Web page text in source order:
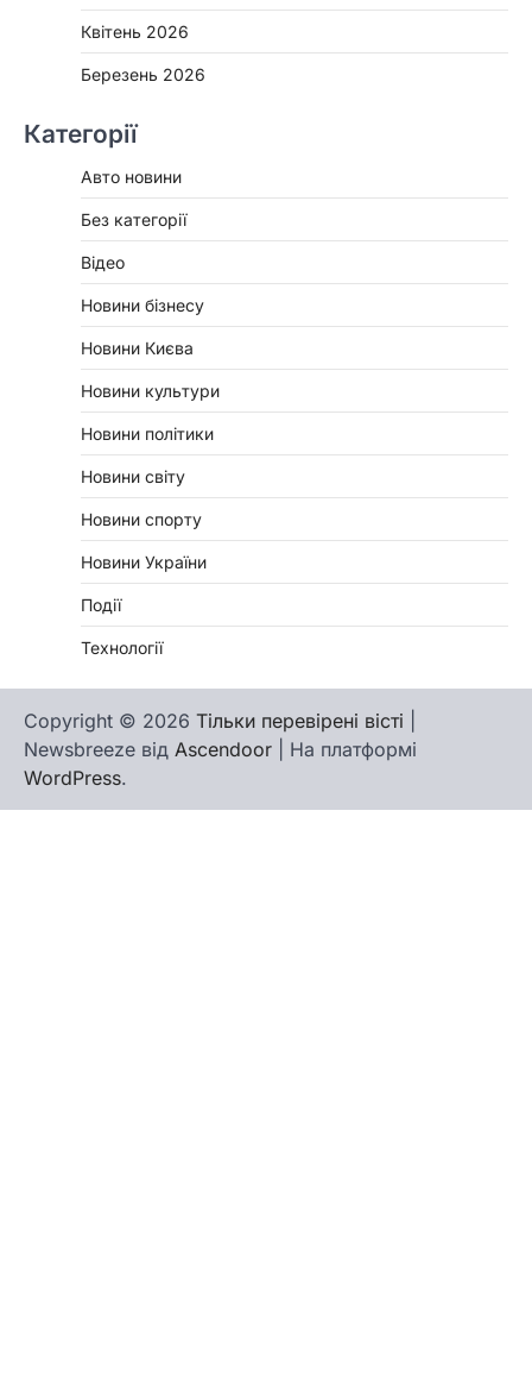
Квітень 2026
Березень 2026
Категорії
Авто новини
Без категорії
Відео
Новини бізнесу
Новини Києва
Новини культури
Новини політики
Новини світу
Новини спорту
Новини України
Події
Технології
Copyright © 2026 Тільки перевірені вісті
Newsbreeze від Ascendoor | На платформі
WordPress.